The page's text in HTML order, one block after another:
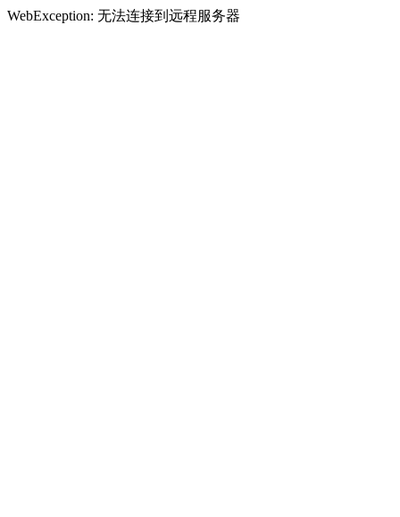
WebException: 无法连接到远程服务器